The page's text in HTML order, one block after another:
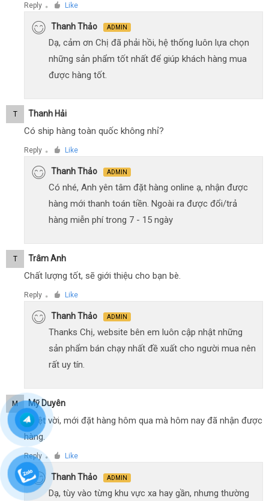
Reply ● Like
Thanh Thảo ADMIN
Dạ, cảm ơn Chị đã phải hồi, hệ thống luôn lựa chọn
những sản phẩm tốt nhất để giúp khách hàng mua
được hàng tốt.
T Thanh Hải
Có ship hàng toàn quốc không nhỉ?
Reply ● Like
Thanh Thảo ADMIN
Có nhé, Anh yên tâm đặt hàng online ạ, nhận được
hàng mới thanh toán tiền. Ngoài ra được đổi/trả
hàng miễn phí trong 7 - 15 ngày
T Trâm Anh
Chất lượng tốt, sẽ giới thiệu cho bạn bè.
Reply ● Like
Thanh Thảo ADMIN
Thanks Chị, website bên em luôn cập nhật những
sản phẩm bán chạy nhất đề xuất cho người mua nên
rất uy tín.
M Mỹ Duyên
Tuyệt vời, mới đặt hàng hôm qua mà hôm nay đã nhận được
hàng.
Reply ● Like
Thanh Thảo ADMIN
Dạ, tùy vào từng khu vực xa hay gần, nhưng thường